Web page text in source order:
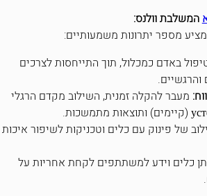
המשלבת וולנס:
מספר יתרונות משמעותיים:
באדם כמכלול, תוך התייחסות לצרכים
והרגשיים.
מעבר להקלה זמנית, השילוב מקדם הרגלי
של פינוק עם כלים וטכניקות לשיפור איכות
כלים וידע למשתתפים לקחת אחריות על